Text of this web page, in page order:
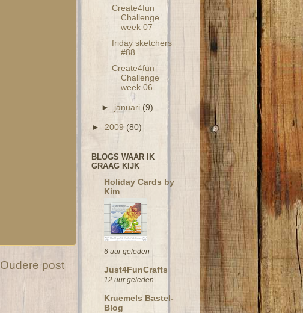
Oudere post
Create4fun
Challenge
week 07
friday sketchers
#88
Create4fun
Challenge
week 06
► januari (9)
► 2009 (80)
BLOGS WAAR IK
GRAAG KIJK
Holiday Cards by
Kim
6 uur geleden
Just4FunCrafts
12 uur geleden
Kruemels Bastel-
Blog